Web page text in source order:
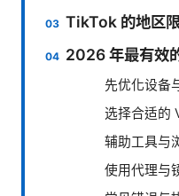
TikTok 的地区
2026 年最有效
先优化设备
选择合适的
辅助工具与
使用代理与